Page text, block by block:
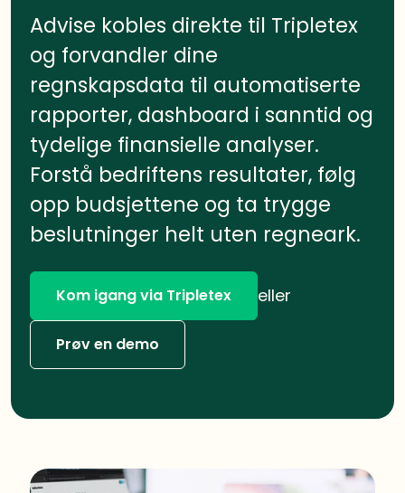
Advise kobles direkte til Tripletex
og forvandler dine
regnskapsdata til automatiserte
rapporter, dashboard i sanntid og
tydelige finansielle analyser.
Forstå bedriftens resultater, følg
opp budsjettene og ta trygge
beslutninger helt uten regneark.
Kom igang via Tripletex eller
Prøv en demo